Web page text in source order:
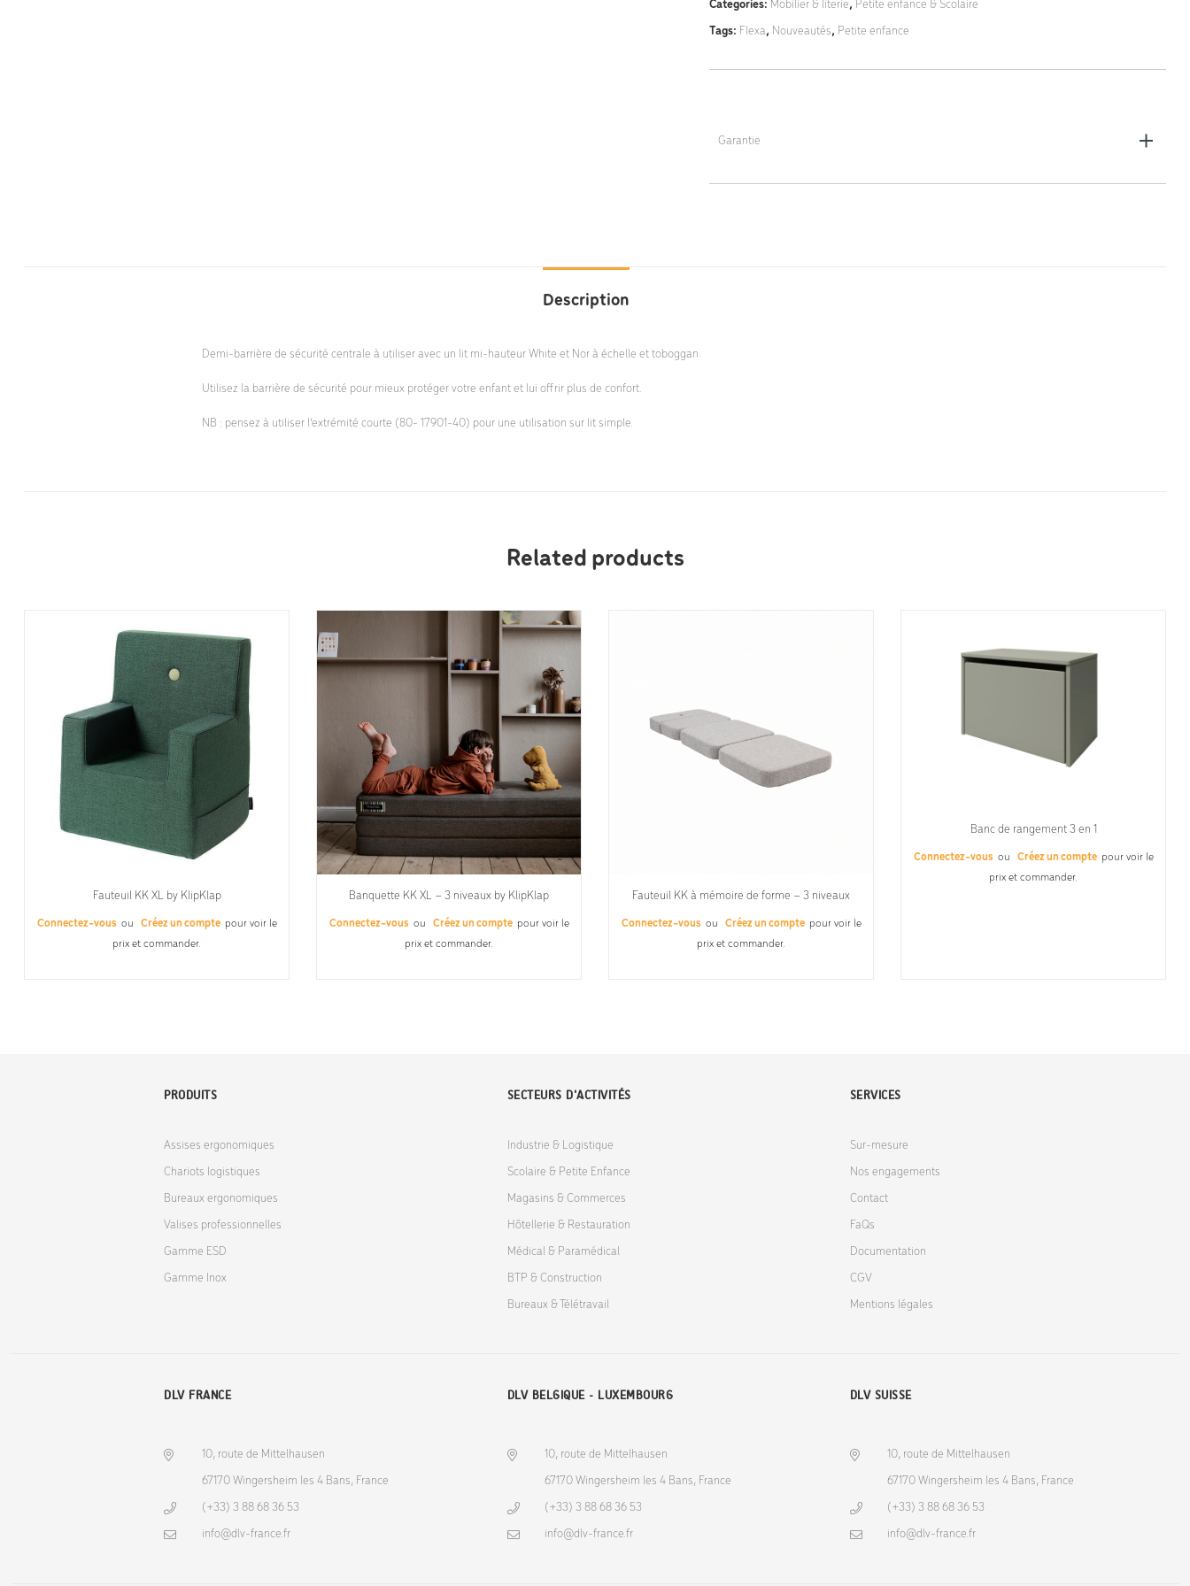
Categories: Mobilier & literie, Petite enfance & Scolaire
Tags: Flexa, Nouveautés, Petite enfance
Garantie
5 ans
Description
Demi-barrière de sécurité centrale à utiliser avec un lit mi-hauteur White et Nor à échelle et toboggan.
Utilisez la barrière de sécurité pour mieux protéger votre enfant et lui offrir plus de confort.
NB : pensez à utiliser l’extrémité courte (80- 17901-40) pour une utilisation sur lit simple.
Related products
Fauteuil KK XL by KlipKlap
Connectez-vous ou Créez un compte pour voir le
prix et commander.
Banquette KK XL – 3 niveaux by KlipKlap
Connectez-vous ou Créez un compte pour voir le
prix et commander.
Fauteuil KK à mémoire de forme – 3 niveaux
Connectez-vous ou Créez un compte pour voir le
prix et commander.
Banc de rangement 3 en 1
Connectez-vous ou Créez un compte pour voir le
prix et commander.
PRODUITS
Assises ergonomiques
Chariots logistiques
Bureaux ergonomiques
Valises professionnelles
Gamme ESD
Gamme Inox
SECTEURS D'ACTIVITÉS
Industrie & Logistique
Scolaire & Petite Enfance
Magasins & Commerces
Hôtellerie & Restauration
Médical & Paramédical
BTP & Construction
Bureaux & Télétravail
SERVICES
Sur-mesure
Nos engagements
Contact
FaQs
Documentation
CGV
Mentions légales
DLV FRANCE
10, route de Mittelhausen
67170 Wingersheim les 4 Bans, France
(+33) 3 88 68 36 53
info@dlv-france.fr
DLV BELGIQUE - LUXEMBOURG
10, route de Mittelhausen
67170 Wingersheim les 4 Bans, France
(+33) 3 88 68 36 53
info@dlv-france.fr
DLV SUISSE
10, route de Mittelhausen
67170 Wingersheim les 4 Bans, France
(+33) 3 88 68 36 53
info@dlv-france.fr